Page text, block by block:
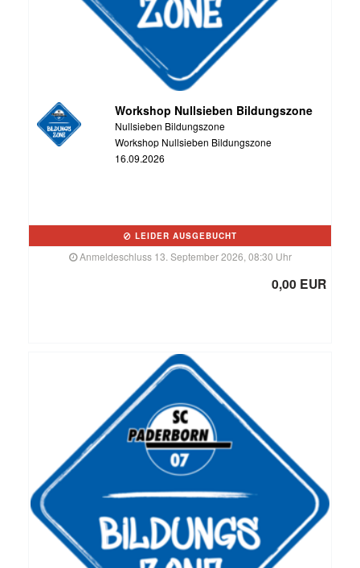
Workshop Nullsieben Bildungszone
Nullsieben Bildungszone
Workshop Nullsieben Bildungszone
16.09.2026
LEIDER AUSGEBUCHT
Anmeldeschluss 13. September 2026, 08:30 Uhr
0,00 EUR